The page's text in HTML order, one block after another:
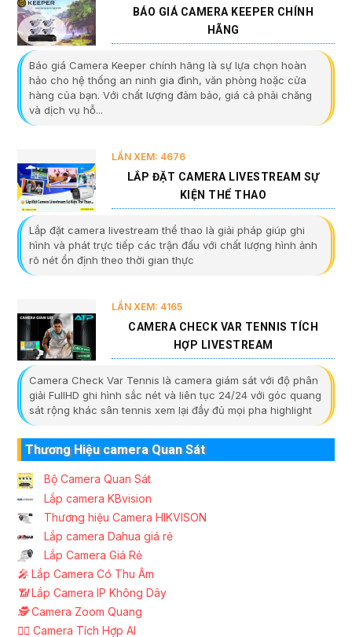
BÁO GIÁ CAMERA KEEPER CHÍNH
HÃNG
Báo giá Camera Keeper chính hãng là sự lựa chọn hoàn
hảo cho hệ thống an ninh gia đình, văn phòng hoặc cửa
hàng của bạn. Với chất lượng đảm bảo, giá cả phải chăng
và dịch vụ hỗ...
LẦN XEM: 4676
LẮP ĐẶT CAMERA LIVESTREAM SỰ
KIỆN THỂ THAO
Lắp đặt camera livestream thể thao là giải pháp giúp ghi
hình và phát trực tiếp các trận đấu với chất lượng hình ảnh
rõ nét ổn định theo thời gian thực
LẦN XEM: 4165
CAMERA CHECK VAR TENNIS TÍCH
HỢP LIVESTREAM
Camera Check Var Tennis là camera giám sát với độ phân
giải FullHD ghi hình sắc nét và liên tục 24/24 với góc quang
sát rộng khác sân tennis xem lại đầy đủ mọi pha highlight
Thương Hiệu camera Quan Sát
Bộ Camera Quan Sát
Lắp camera KBvision
Thương hiệu Camera HIKVISON
Lắp camera Dahua giá rẻ
Lắp Camera Giá Rẻ
️🎤️ Lắp Camera Có Thu Âm
📶Lắp Camera IP Không Dây
🕵️Camera Zoom Quang
🧛‍♀️ Camera Tích Hợp AI